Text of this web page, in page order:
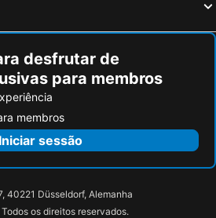
Escale Oceania Rennes Cap Malo
desfrutar de
para membros
membros
Iniciar sessão
40221 Düsseldorf, Alemanha
os direitos reservados.